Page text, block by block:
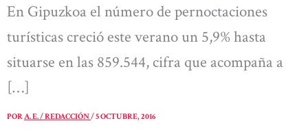
En Gipuzkoa el número de pernoctaciones
turísticas creció este verano un 5,9% hasta
situarse en las 859.544, cifra que acompaña a
[…]
PORA. E. / REDACCIÓN/5 OCTUBRE, 2016